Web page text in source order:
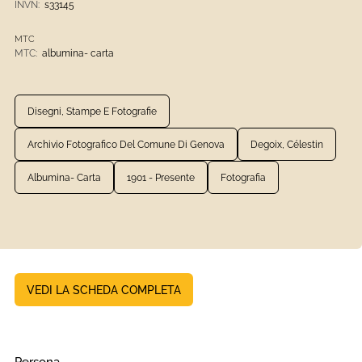
INVN: s33145
MTC
MTC: albumina- carta
Disegni, Stampe E Fotografie
Archivio Fotografico Del Comune Di Genova Degoix, Célestin
Albumina- Carta 1901 - Presente Fotografia
VEDI LA SCHEDA COMPLETA